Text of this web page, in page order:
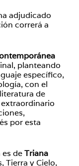
adjudicado
correrá a
planteando
específico,
con el
de
por esta
es deTriana
Tierra y Cielo,